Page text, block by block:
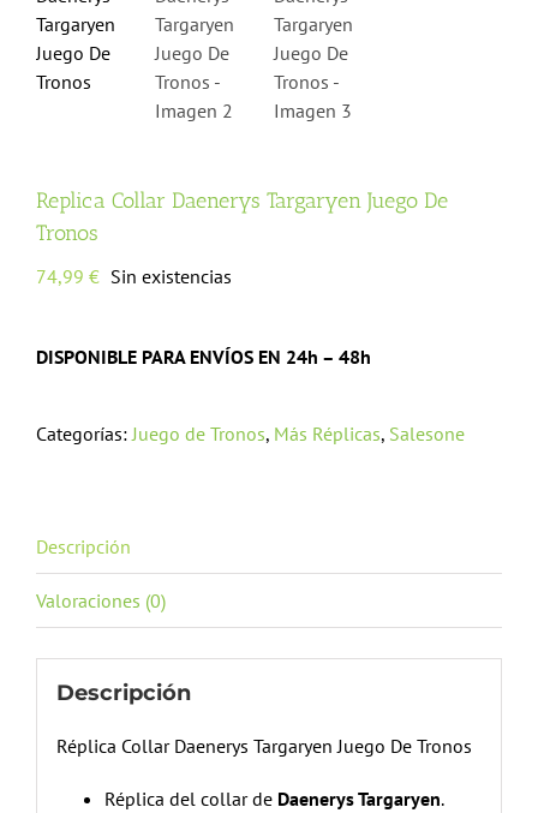
Replica Collar Daenerys Targaryen Juego De
Tronos
74,99 € Sin existencias
DISPONIBLE PARA ENVÍOS EN 24h – 48h
Categorías: Juego de Tronos, Más Réplicas, Salesone
Descripción
Valoraciones (0)
Descripción
Réplica Collar Daenerys Targaryen Juego De Tronos
Réplica del collar de Daenerys Targaryen.